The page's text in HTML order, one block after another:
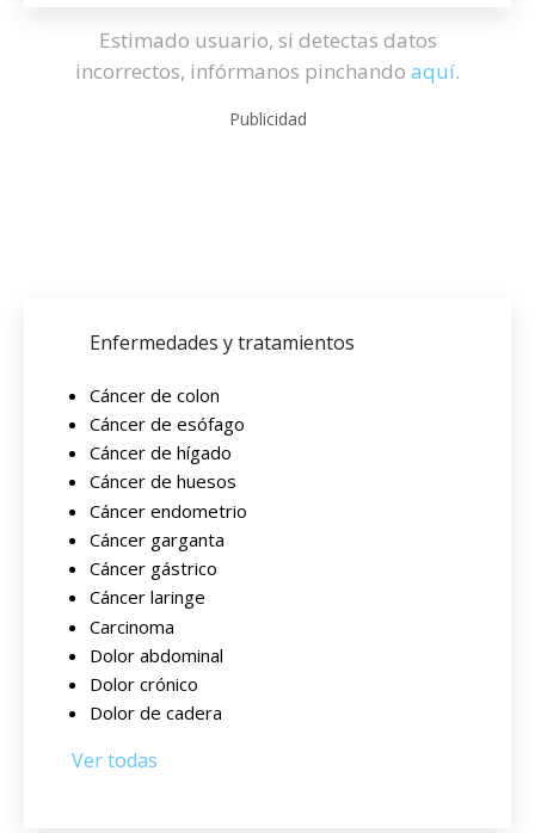
Estimado usuario, si detectas datos
incorrectos, infórmanos pinchando aquí.
Publicidad
Enfermedades y tratamientos
Cáncer de colon
Cáncer de esófago
Cáncer de hígado
Cáncer de huesos
Cáncer endometrio
Cáncer garganta
Cáncer gástrico
Cáncer laringe
Carcinoma
Dolor abdominal
Dolor crónico
Dolor de cadera
Ver todas